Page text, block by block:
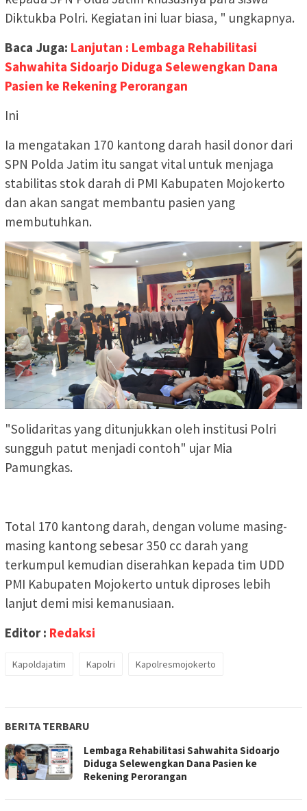
Diktukba Polri. Kegiatan ini luar biasa, " ungkapnya.
Baca Juga: Lanjutan : Lembaga Rehabilitasi
Sahwahita Sidoarjo Diduga Selewengkan Dana
Pasien ke Rekening Perorangan
Ini
Ia mengatakan 170 kantong darah hasil donor dari
SPN Polda Jatim itu sangat vital untuk menjaga
stabilitas stok darah di PMI Kabupaten Mojokerto
dan akan sangat membantu pasien yang
membutuhkan.
"Solidaritas yang ditunjukkan oleh institusi Polri
sungguh patut menjadi contoh" ujar Mia
Pamungkas.
Total 170 kantong darah, dengan volume masing-
masing kantong sebesar 350 cc darah yang
terkumpul kemudian diserahkan kepada tim UDD
PMI Kabupaten Mojokerto untuk diproses lebih
lanjut demi misi kemanusiaan.
Editor : Redaksi
Kapoldajatim Kapolri Kapolresmojokerto
BERITA TERBARU
Lembaga Rehabilitasi Sahwahita Sidoarjo
Diduga Selewengkan Dana Pasien ke
Rekening Perorangan